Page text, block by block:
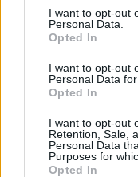
consent section.
I want to opt-out
Personal Data.
Opted In
I want to opt-out
Personal Data
Opted In
I want to opt-out
Retention, Sale,
Personal Data
Purposes for
Opted In